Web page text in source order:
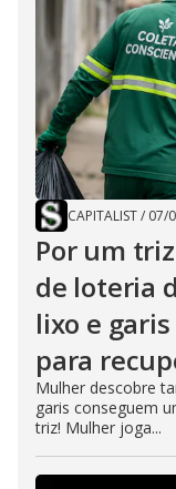
CAPITALIST/ 07/
Por um
de loteria
lixo e
para
Mulher descobre
garis conseguem
triz! Mulher joga...